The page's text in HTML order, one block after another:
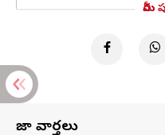
మీరు
తాజా వార్తలు